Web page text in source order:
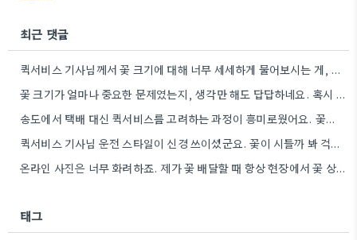
최근 댓글
퀵서비스 기사님께서 꽃 크기에 대해 너무 세세하게 물어보시는 게, 꽃바구니 자체가 손상될까 봐 걱정되는 마음은…
꽃 크기가 얼마나 중요한 문제였는지, 생각만 해도 답답하네요. 혹시 다음에는 좀 더 꼼꼼하게 사이즈를 확인해야겠어요.
송도에서 택배 대신 퀵서비스를 고려하는 과정이 흥미로웠어요. 꽃의 신선도를 위해 퀵서비스가 더 현실적인 선택일 수…
퀵서비스 기사님 운전 스타일이 신경 쓰이셨군요. 꽃이 시들까 봐 걱정하시는 마음 이해해요.
온라인 사진은 너무 화려하죠. 제가 꽃 배달할 때 항상 현장에서 꽃 상태를 꼼꼼히 확인하는 게…
태그